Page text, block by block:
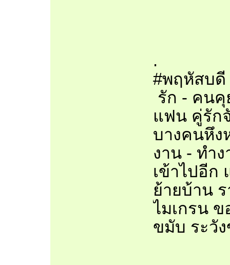
.
#พฤหัสบ
รัก - คนคุ
แฟน คู่รัก
บางคนหึง
งาน - ทำ
เข้าไปอีก
ย้ายบ้าน
ไมเกรน
ขมับ ระวั